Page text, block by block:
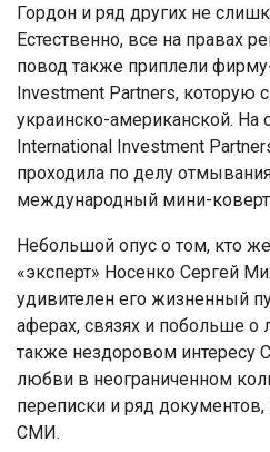
Гордон и ряд других не
Естественно, все на правах
повод также приплели
Investment Partners, которую
украинско-американской.
International Investment
проходила по делу
международный мини-
Небольшой опус о том, кто
«эксперт» Носенко Сергей
удивителен его жизненный
аферах, связях и побольше о
также нездоровом интересу
любви в неограниченном
переписки и ряд
СМИ.